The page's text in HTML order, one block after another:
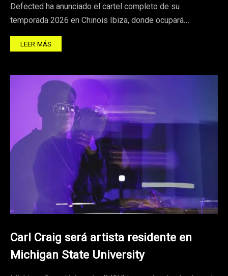
Defected ha anunciado el cartel completo de su
temporada 2026 en Chinois Ibiza, donde ocupará…
LEER MÁS
Carl Craig será artista residente en
Michigan State University